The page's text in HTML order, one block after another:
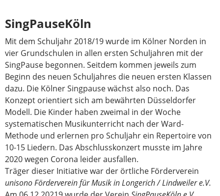
SingPauseKöln
Mit dem Schuljahr 2018/19 wurde im Kölner Norden in
vier Grundschulen in allen ersten Schuljahren mit der
SingPause begonnen. Seitdem kommen jeweils zum
Beginn des neuen Schuljahres die neuen ersten Klassen
dazu. Die Kölner Singpause wächst also noch. Das
Konzept orientiert sich am bewährten Düsseldorfer
Modell. Die Kinder haben zweimal in der Woche
systematischen Musikunterricht nach der Ward-
Methode und erlernen pro Schuljahr ein Repertoire von
10-15 Liedern. Das Abschlusskonzert musste im Jahre
2020 wegen Corona leider ausfallen.
Träger dieser Initiative war der örtliche Förderverein
unisono Förderverein für Musik in Longerich / Lindweiler e.V.